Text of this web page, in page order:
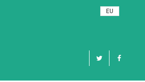
EU